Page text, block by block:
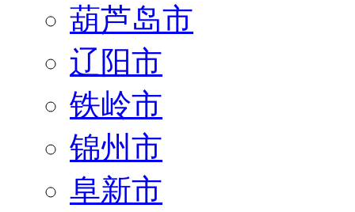
葫芦岛市
辽阳市
铁岭市
锦州市
阜新市